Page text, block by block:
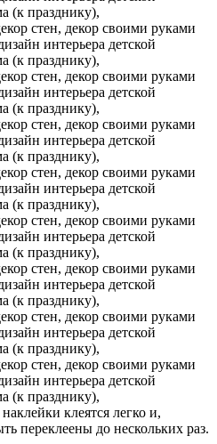
клеятся легко и,
переклеены до нескольких раз.